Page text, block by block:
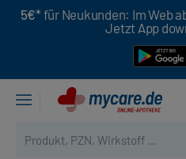
5€* für Neukunden: Im Web
Jetzt App